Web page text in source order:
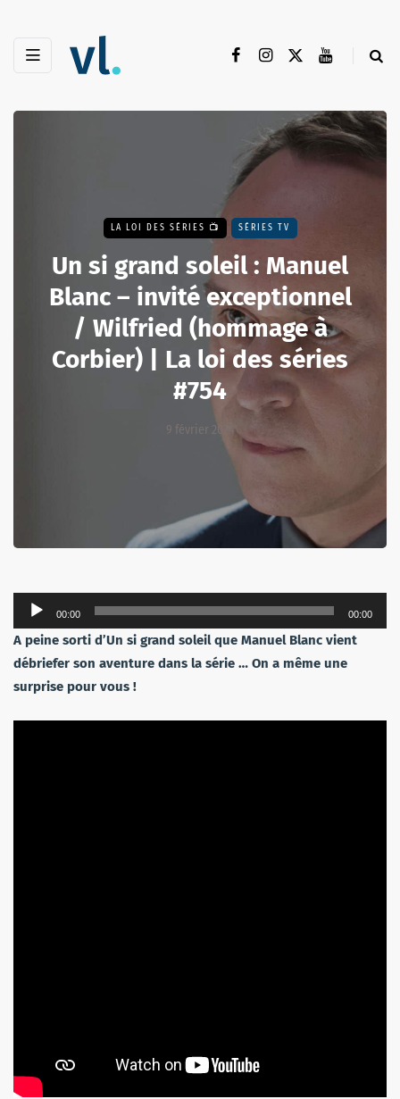
LA LOI DES SÉRIES 📺 SÉRIES TV
Un si grand soleil : Manuel
Blanc – invité exceptionnel
/ Wilfried (hommage à
Corbier) | La loi des séries
#754
9 février 2024
Lecteur
audio
00:00 00:00
A peine sorti d’Un si grand soleil que Manuel Blanc vient
débriefer son aventure dans la série … On a même une
surprise pour vous !